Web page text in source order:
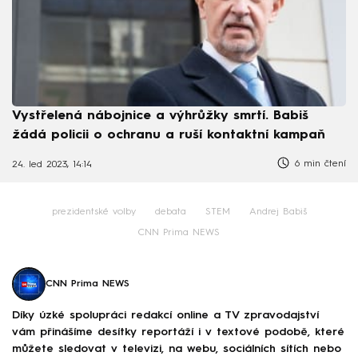
Vystřelená nábojnice a výhrůžky smrtí. Babiš
žádá policii o ochranu a ruší kontaktní kampaň
24. led 2023, 14:14 6 min čtení
prezidentské volby debata STEM Andrej Babiš
CNN Prima NEWS
CNN Prima NEWS
Díky úzké spolupráci redakcí online a TV zpravodajství
vám přinášíme desítky reportáží i v textové podobě, které
můžete sledovat v televizi, na webu, sociálních sítích nebo